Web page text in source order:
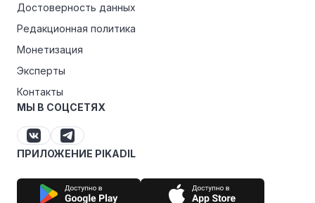
Достоверность данных
Редакционная политика
Монетизация
Эксперты
Контакты
МЫ В СОЦСЕТЯХ
ПРИЛОЖЕНИЕ PIKADIL